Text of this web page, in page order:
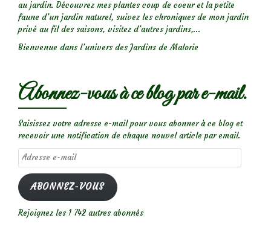
au jardin. Découvrez mes plantes coup de coeur et la petite
faune d’un jardin naturel, suivez les chroniques de mon jardin
privé au fil des saisons, visitez d’autres jardins,...
Bienvenue dans l’univers des Jardins de Malorie
Abonnez-vous à ce blog par e-mail.
Saisissez votre adresse e-mail pour vous abonner à ce blog et
recevoir une notification de chaque nouvel article par email.
Adresse
e-
mail
ABONNEZ-VOUS
Rejoignez les 1 742 autres abonnés